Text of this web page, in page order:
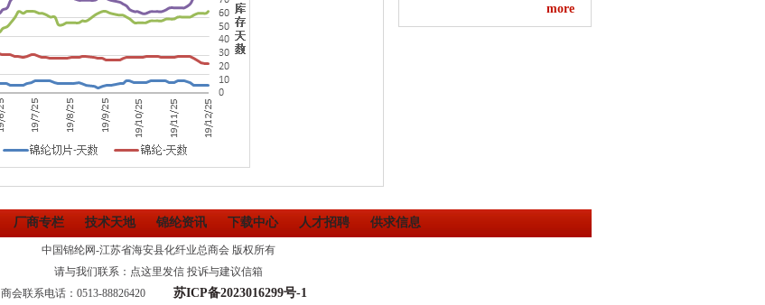
more
厂商专栏 技术天地 锦纶资讯 下载中心 人才招聘 供求信息
中国锦纶网-江苏省海安县化纤业总商会 版权所有
请与我们联系：点这里发信 投诉与建议信箱
商会联系电话：0513-88826420
苏ICP备2023016299号-1